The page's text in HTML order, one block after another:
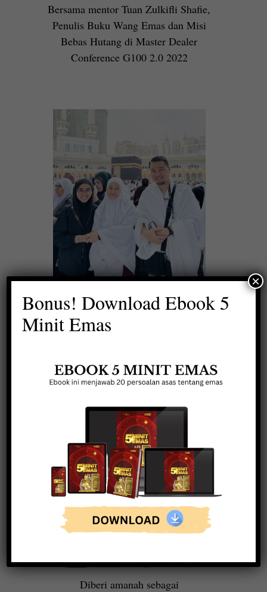
Bersama mentor Tuan Zulkifli Shafie,
Penulis Buku Wang Emas dan Misi
Bebas Hutang di Master Dealer
Conference G100 2.0 2022
umrah bersama mentor Tuan
Zulkifli Shafie dan isteri Puan
Diberi amanah sebagai
Bonus! Download Ebook 5
Minit Emas
×